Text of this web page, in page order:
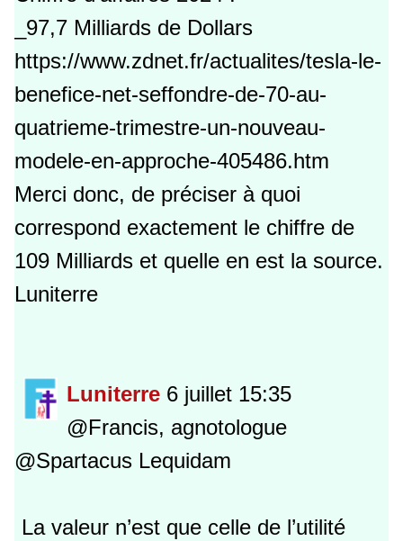
_97,7 Milliards de Dollars
https://www.zdnet.fr/actualites/tesla-le-
benefice-net-seffondre-de-70-au-
quatrieme-trimestre-un-nouveau-
modele-en-approche-405486.htm
Merci donc, de préciser à quoi
correspond exactement le chiffre de
109 Milliards et quelle en est la source.
Luniterre
Luniterre 6 juillet 15:35
@Francis, agnotologue
@Spartacus Lequidam
La valeur n’est que celle de l’utilité